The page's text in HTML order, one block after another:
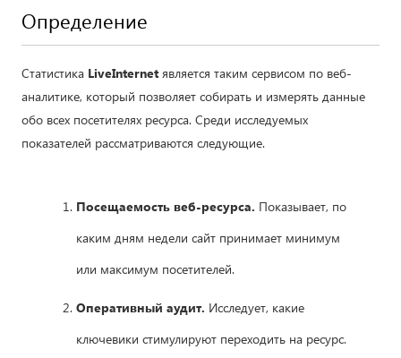
Определение
Статистика LiveInternetявляется таким сервисом по веб-
аналитике, который позволяет собирать и измерять данные
обо всех посетителях ресурса. Среди исследуемых
показателей рассматриваются следующие.
Посещаемость веб-ресурса. Показывает, по
каким дням недели сайт принимает минимум
или максимум посетителей.
Оперативный аудит. Исследует, какие
ключевики стимулируют переходить на ресурс.